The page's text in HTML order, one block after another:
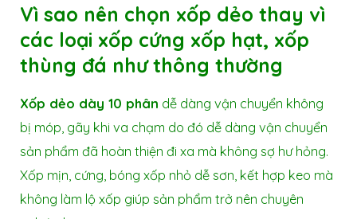
Vì sao nên chọn xốp dẻo thay vì
các loại xốp cứng xốp hạt, xốp
thùng đá như thông thường
Xốp dẻo dày 10 phân dễ dàng vận chuyển không
bị móp, gãy khi va chạm do đó dễ dàng vận chuyển
sản phẩm đã hoàn thiện đi xa mà không sợ hư hỏng.
Xốp mịn, cứng, bóng xốp nhỏ dễ sơn, kết hợp keo mà
không làm lộ xốp giúp sản phẩm trở nên chuyên